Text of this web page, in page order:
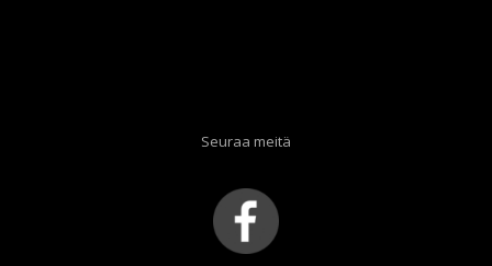
Seuraa meitä